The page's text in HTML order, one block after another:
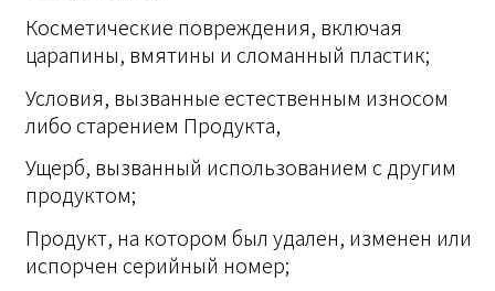
Косметические повреждения, включая
царапины, вмятины и сломанный пластик;
Условия, вызванные естественным износом
либо старением Продукта,
Ущерб, вызванный использованием с другим
продуктом;
Продукт, на котором был удален, изменен или
испорчен серийный номер;